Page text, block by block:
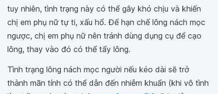
tuy nhiên, tình trạng này có thể gây khó chịu và khiến
chị em phụ nữ tự ti, xấu hổ. Để hạn chế lông nách mọc
ngược, chị em phụ nữ nên tránh dùng dụng cụ để cạo
lông, thay vào đó có thể tẩy lông.
Tình trạng lông nách mọc người nếu kéo dài sẽ trở
thành mãn tính có thể dẫn đến nhiễm khuẩn (khi vô tình